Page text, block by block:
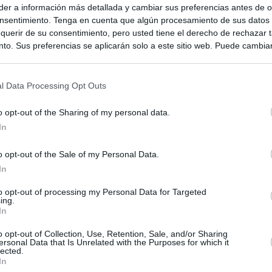
a información más detallada y cambiar sus preferencias antes de
Tenga en cuenta que algún procesamiento de sus
de su consentimiento, pero usted tiene el derecho de rechazar
Sus preferencias se aplicarán solo a este sitio web. Puede
Data Processing Opt Outs
opt-out of the Sharing of my personal data.
opt-out of the Sale of my Personal Data.
opt-out of processing my Personal Data for Targeted
opt-out of Collection, Use, Retention, Sale, and/or Sharing
Data that Is Unrelated with the Purposes for which it
Ayuso señaló por la compra del ático: "Lo que no se dice es
residencia oficial para la presidenta"
no puede destinar directamente la venta del ático de